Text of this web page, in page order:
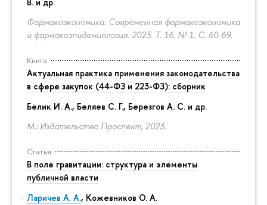
Фармакоэкономика. Современная фармакоэкономика
и фармакоэпидемиология. 2023. Т. 16. № 1. С. 60-69.
Книга
Актуальная практика применения законодательства
в сфере закупок (44-ФЗ и 223-ФЗ): сборник
Белик И. А., Беляев С. Г., Березгов А. С. и др.
М.: Издательство Проспект, 2023.
Статья
В поле гравитации: структура и элементы
публичной власти
Ларичев А. А., Кожевников О. А.